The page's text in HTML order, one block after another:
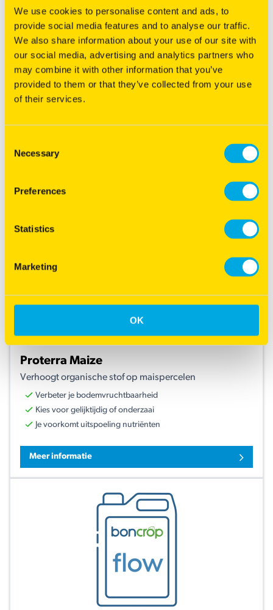
We use cookies to personalise content and ads, to
provide social media features and to analyse our traffic.
We also share information about your use of our site with
our social media, advertising and analytics partners who
may combine it with other information that you’ve
provided to them or that they’ve collected from your use
of their services.
Selection
Necessary
Preferences
Statistics
Marketing
OK
Proterra Select
Groenbemester onder wintertarwe
bouwvoor
Unieke resistentie tegen gewasbeschermingsmiddelen
Meer informatie
Proterra Maize
Verhoogt organische stof op maispercelen
Verbeter je bodemvruchtbaarheid
Kies voor gelijktijdig of onderzaai
Je voorkomt uitspoeling nutriënten
Meer informatie